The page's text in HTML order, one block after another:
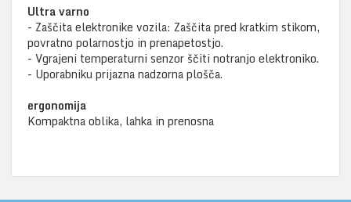
Ultra varno
- Zaščita elektronike vozila: Zaščita pred kratkim stikom,
povratno polarnostjo in prenapetostjo.
- Vgrajeni temperaturni senzor ščiti notranjo elektroniko.
- Uporabniku prijazna nadzorna plošča.
ergonomija
Kompaktna oblika, lahka in prenosna